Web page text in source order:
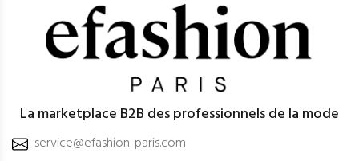
La marketplace B2B des professionnels de la mode
service@efashion-paris.com